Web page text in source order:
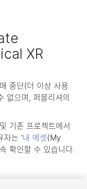
XR
중단(더 이상 사용
없으며, 퍼블리셔의
기존 프로젝트에서
는 ‘내 에셋 (My
확인할 수 있습니다.